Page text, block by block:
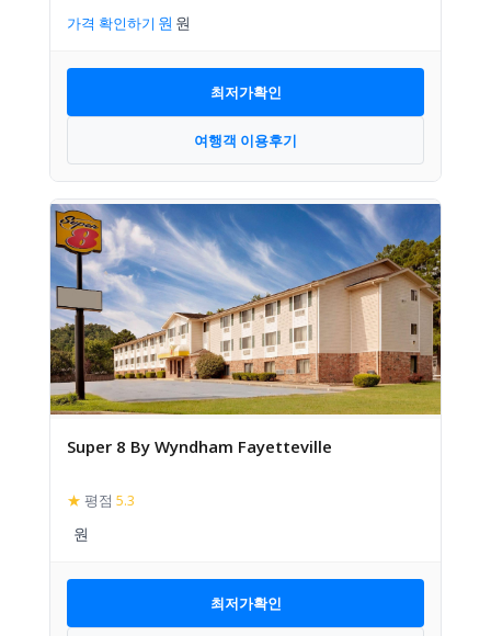
가격 확인하기
최저가확인
여행객 이용후기
Super 8 By Wyndham Fayetteville
★ 평점 5.3
최저가확인